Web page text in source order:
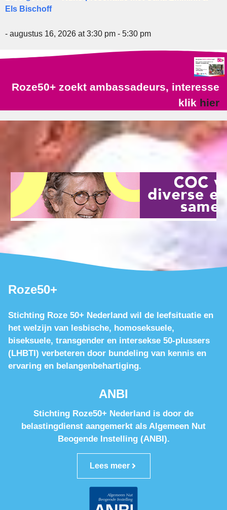
Els Bischoff
- augustus 16, 2026 at 3:30 pm - 5:30 pm
Roze50+ zoekt ambassadeurs, interesse
klik hier
Roze50+
Stichting Roze 50+ Nederland wil de leefsituatie en
het welzijn van lesbische, homoseksuele,
biseksuele, transgender en intersekse 50-plussers
(LHBTI) verbeteren door bundeling van kennis en
ervaring en belangenbehartiging.
ANBI
Stichting Roze50+ Nederland is door de
belastingdienst aangemerkt als Algemeen Nut
Beogende Instelling (ANBI).
Lees meer